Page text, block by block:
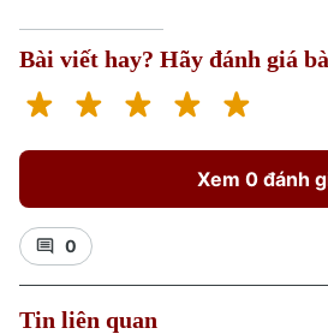
Bài viết hay? Hãy đánh giá
Xem 0 đánh
0
Tin liên quan